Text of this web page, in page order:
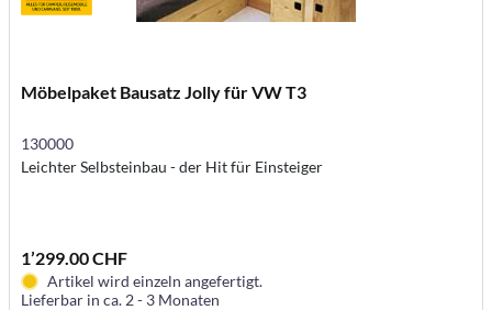
Möbelpaket Bausatz Jolly für VW T3
130000
Leichter Selbsteinbau - der Hit für Einsteiger
1’299.00 CHF
Artikel wird einzeln angefertigt.
Lieferbar in ca. 2 - 3 Monaten